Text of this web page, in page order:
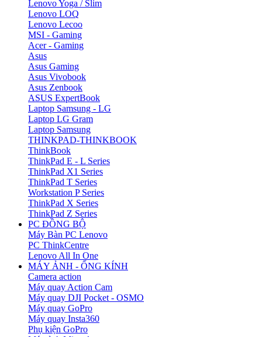
Lenovo Yoga / Slim
Lenovo LOQ
Lenovo Lecoo
MSI - Gaming
Acer - Gaming
Asus
Asus Gaming
Asus Vivobook
Asus Zenbook
ASUS ExpertBook
Laptop Samsung - LG
Laptop LG Gram
Laptop Samsung
THINKPAD-THINKBOOK
ThinkBook
ThinkPad E - L Series
ThinkPad X1 Series
ThinkPad T Series
Workstation P Series
ThinkPad X Series
ThinkPad Z Series
PC ĐỒNG BỘ
Máy Bàn PC Lenovo
PC ThinkCentre
Lenovo All In One
MÁY ẢNH - ỐNG KÍNH
Camera action
Máy quay Action Cam
Máy quay DJI Pocket - OSMO
Máy quay GoPro
Máy quay Insta360
Phụ kiện GoPro